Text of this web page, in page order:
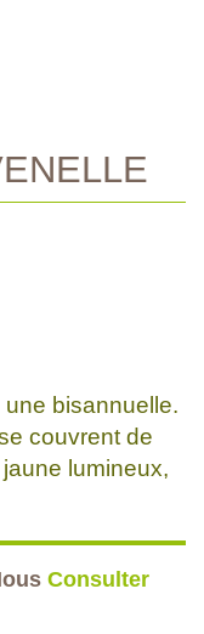
bisannuelle.
couvrent de
lumineux,
Consulter